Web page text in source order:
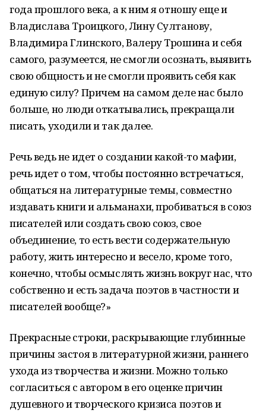
года прошлого века, а к ним я отношу еще и
Владислава Троицкого, Лину Султанову,
Владимира Глинского, Валеру Трошина и себя
самого, разумеется, не смогли осознать, выявить
свою общность и не смогли проявить себя как
единую силу? Причем на самом деле нас было
больше, но люди откатывались, прекращали
писать, уходили и так далее.
Речь ведь не идет о создании какой-то мафии,
речь идет о том, чтобы постоянно встречаться,
общаться на литературные темы, совместно
издавать книги и альманахи, пробиваться в союз
писателей или создать свою союз, свое
объединение, то есть вести содержательную
работу, жить интересно и весело, кроме того,
конечно, чтобы осмыслять жизнь вокруг нас, что
собственно и есть задача поэтов в частности и
писателей вообще?»
Прекрасные строки, раскрывающие глубинные
причины застоя в литературной жизни, раннего
ухода из творчества и жизни. Можно только
согласиться с автором в его оценке причин
душевного и творческого кризиса поэтов и